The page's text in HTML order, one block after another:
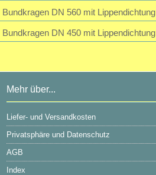
Bundkragen DN 560 mit Lippendichtung
Bundkragen DN 450 mit Lippendichtung
Mehr über...
Liefer- und Versandkosten
Privatsphäre und Datenschutz
AGB
Index